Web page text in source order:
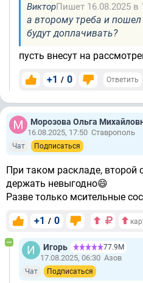
ВикторПишет 16.08.2025 в
а второму треба и
будут доплачивать?
пусть внесут на
+1 / 0 Ответить
Морозова Ольга
16.08.2025, 17:50 Ставрополь
Чат Подписаться
При таком раскладе, второй
держать невыгодно😄
Разве только мсительные
+1 / 0
Игорь 77.9М
17.08.2025, 06:30 Азов
Чат Подписаться